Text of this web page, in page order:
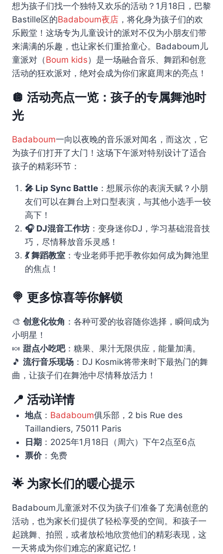
想为孩子们找一个独特又欢乐的活动？1月18日，巴黎
Bastille区的Badaboum夜店 ，将化身为孩子们的欢
乐殿堂！这场专为儿童设计的派对不仅为小朋友们带
来满满的乐趣，也让家长们重拾童心。Badaboum儿
童派对（Boum kids）是一场融合音乐、舞蹈和创意
活动的狂欢派对，绝对会成为你们家庭周末的亮点！
🪩 活动亮点一览：孩子的专属舞池时
光
Badaboum一向以夜晚的音乐派对闻名，而这次，它
为孩子们打开了大门！这场下午派对特别设计了适合
孩子的精彩环节：
🎤 Lip Sync Battle：想展示你的表演天赋？小朋
友们可以在舞台上对口型表演，与其他小选手一较
高下！
🎧 DJ混音工作坊：变身迷你DJ，学习基础混音技
巧，尽情释放音乐灵感！
💃 舞蹈教室：专业老师手把手教你如何成为舞池里
的焦点！
🍭 更多惊喜等你解锁
🎨 创意化妆角 ：各种可爱的妆容随你选择，瞬间成为
小明星！
🍬 甜点小吃吧：糖果、果汁无限供应，能量加满。
🎵 流行音乐现场 ：DJ Kosmik将带来时下最热门的舞
曲，让孩子们在舞池中尽情释放活力！
📍 活动详情
地点 ： Badaboum俱乐部，2 bis Rue des
Taillandiers, 75011 Paris
日期：2025年1月18日（周六）下午2点至6点
票价：免费
🌟 为家长们的暖心提示
Badaboum儿童派对不仅为孩子们准备了充满创意的
活动，也为家长们提供了轻松享受的空间。和孩子一
起跳舞、拍照，或者放松地欣赏他们的精彩表现，这
一天将成为你们难忘的家庭记忆！